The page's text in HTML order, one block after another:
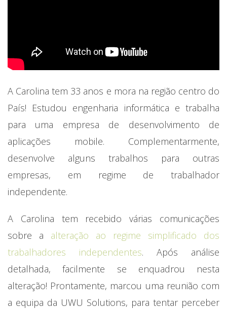
A Carolina tem 33 anos e mora na região centro do
País! Estudou engenharia informática e trabalha
para uma empresa de desenvolvimento de
aplicações mobile. Complementarmente,
desenvolve alguns trabalhos para outras
empresas, em regime de trabalhador
independente.
A Carolina tem recebido várias comunicações
sobre a alteração ao regime simplificado dos
trabalhadores independentes. Após análise
detalhada, facilmente se enquadrou nesta
alteração! Prontamente, marcou uma reunião com
a equipa da UWU Solutions, para tentar perceber